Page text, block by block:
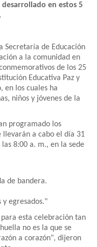
en estos 5
Secretaría de Educación
a la comunidad en
de los 25
Educativa Paz y
en los cuales ha
niños y jóvenes de la
programado los
llevarán a cabo el día 31
8:00 a. m., en la sede
de bandera.
y egresados."
esta celebración tan
no es la que se
a corazón", dijeron